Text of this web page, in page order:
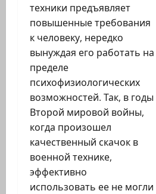
техники предъявляет
повышенные требования
к человеку, нередко
вынуждая его работать на
пределе
психофизиологических
возможностей. Так, в годы
Второй мировой войны,
когда произошел
качественный скачок в
военной технике,
эффективно
использовать ее не могли